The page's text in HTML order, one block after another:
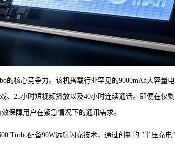
的核心竞争力。该机搭载行业罕见的9000mAh大容量
、25小时短视频播放以及40小时连续通话。即便在仅
保障用户在紧急情况下的通讯需求。
Turbo配备90W远航闪充技术，通过创新的 "半压充